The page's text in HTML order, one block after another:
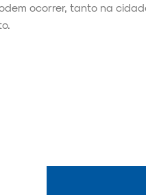
ocorrer, tanto na